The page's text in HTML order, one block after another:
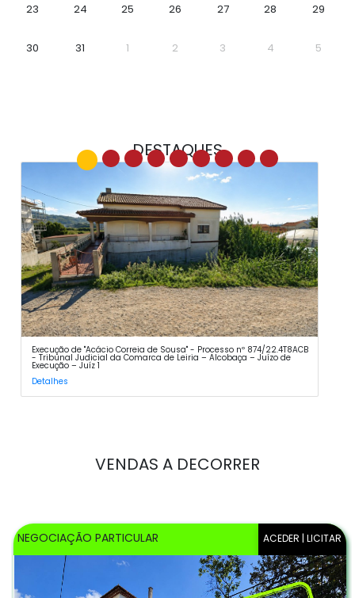
23 24 25 26 27 28 29
30 31 1 2 3 4 5
DESTAQUES
Execução de "Acácio Correia de Sousa" - Processo nº 874/22.4T8ACB
- Tribunal Judicial da Comarca de Leiria – Alcobaça – Juízo de
Execução – Juíz 1
Detalhes
VENDAS A DECORRER
ACEDER | LICITAR
NEGOCIAÇÃO PARTICULAR